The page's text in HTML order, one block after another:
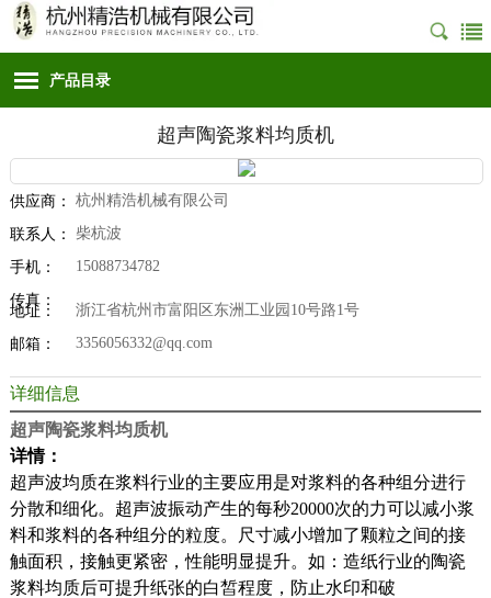
产品目录
超声陶瓷浆料均质机
供应商： 杭州精浩机械有限公司
联系人： 柴杭波
手机： 15088734782
传真：
地址： 浙江省杭州市富阳区东洲工业园10号路1号
邮箱： 3356056332@qq.com
详细信息
超声陶瓷浆料均质机
详情：
超声波均质在浆料行业的主要应用是对浆料的各种组分进行
分散和细化。超声波振动产生的每秒20000次的力可以减小浆
料和浆料的各种组分的粒度。尺寸减小增加了颗粒之间的接
触面积，接触更紧密，性能明显提升。如：造纸行业的陶瓷
浆料均质后可提升纸张的白皙程度，防止水印和破